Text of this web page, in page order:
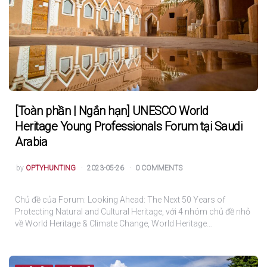
[Toàn phần | Ngắn hạn] UNESCO World
Heritage Young Professionals Forum tại Saudi
Arabia
POSTED
by OPTYHUNTING 2023-05-26 0 COMMENTS
Chủ đề của Forum: Looking Ahead: The Next 50 Years of
Protecting Natural and Cultural Heritage, với 4 nhóm chủ đề nhỏ
về World Heritage & Climate Change, World Heritage…